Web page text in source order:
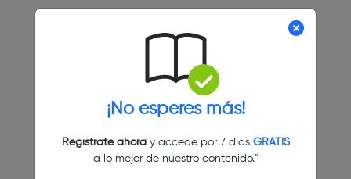
¡No esperes más!
Regístrate ahoray accede por 7 días GRATIS
a lo mejor de nuestro contenido."